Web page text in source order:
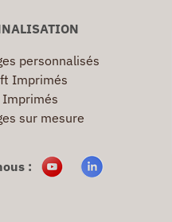
personnalisés
Imprimés
sur mesure
: